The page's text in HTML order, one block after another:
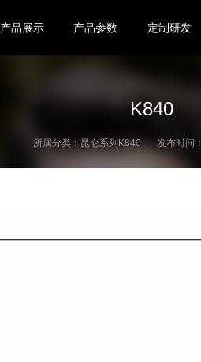
产品展示 产品参数 定制研发
K840
所属分类： 昆仑系列K840 发布时间：